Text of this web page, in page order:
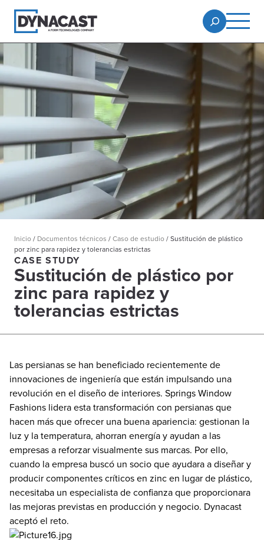
Inicio/ Documentos técnicos /Caso de estudio/Sustitución de plástico
por zinc para rapidez y tolerancias estrictas
CASE STUDY
Sustitución de plástico por
zinc para rapidez y
tolerancias estrictas
Las persianas se han beneficiado recientemente de
innovaciones de ingeniería que están impulsando una
revolución en el diseño de interiores. Springs Window
Fashions lidera esta transformación con persianas que
hacen más que ofrecer una buena apariencia: gestionan la
luz y la temperatura, ahorran energía y ayudan a las
empresas a reforzar visualmente sus marcas. Por ello,
cuando la empresa buscó un socio que ayudara a diseñar y
producir componentes críticos en zinc en lugar de plástico,
necesitaba un especialista de confianza que proporcionara
las mejoras previstas en producción y negocio. Dynacast
aceptó el reto.